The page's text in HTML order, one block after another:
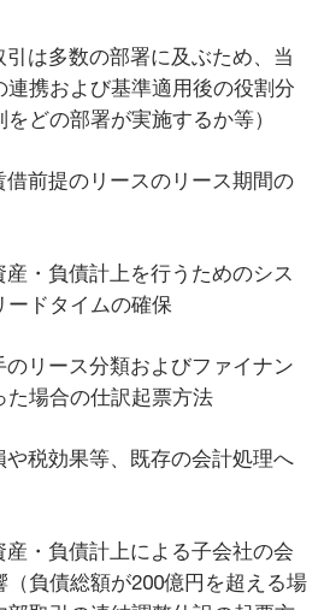
は多数の部署に及ぶため、当
連携および基準適用後の役割分
どの部署が実施するか等）
借前提のリースのリース期間の
・負債計上を行うためのシス
ードタイムの確保
リース分類およびファイナン
た場合の仕訳起票方法
税効果等、既存の会計処理へ
・負債計上による子会社の会
（負債総額が200億円を超える場